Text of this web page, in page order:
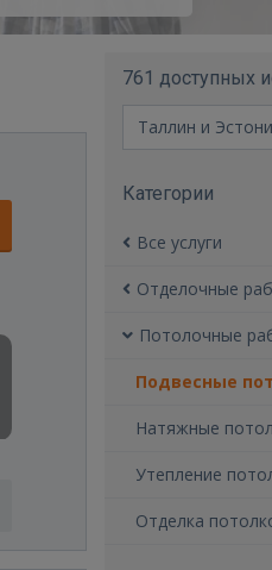
761 доступных
Таллин и
Категории
Все услуги
Отделочные
Потолочные
Подвесные
Натяжные
Утепление
Отделка